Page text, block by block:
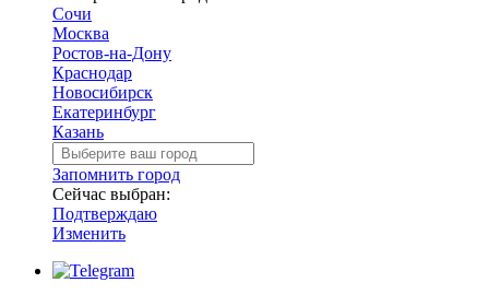
Сочи
Москва
Ростов-на-Дону
Краснодар
Новосибирск
Екатеринбург
Казань
Запомнить город
Сейчас выбран:
Подтверждаю
Изменить